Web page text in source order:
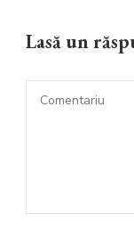
Lasă un